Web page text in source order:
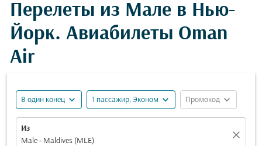
Перелеты из Мале в Нью-
Йорк. Авиабилеты Oman
Air
В один конец expand_more 1 пассажир, Эконом expand_more Промокод expand_more
Из
Male - Maldives (MLE)
close